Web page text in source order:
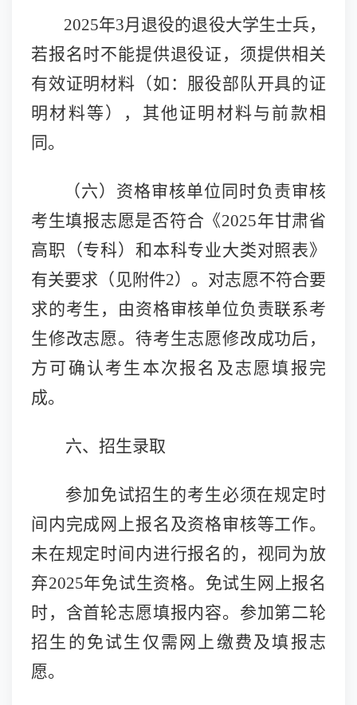
2025年3月退役的退役大学生士兵，
若报名时不能提供退役证，须提供相关
有效证明材料（如：服役部队开具的证
明材料等），其他证明材料与前款相
同。
（六） 资格审核单位同时负责审核
考生填报志愿是否符合 《2025年甘肃省
高职（专科）和本科专业大类对照表》
有关要求（见附件2）。对志愿不符合要
求的考生，由资格审核单位负责联系考
生修改志愿。待考生志愿修改成功后，
方可确认考生本次报名及志愿填报完
成。
六、招生录取
参加免试招生的考生必须在规定时
间内完成网上报名及资格审核等工作。
未在规定时间内进行报名的，视同为放
弃2025年免试生资格。免试生网上报名
时，含首轮志愿填报内容。参加第二轮
招生的免试生仅需网上缴费及填报志
愿。